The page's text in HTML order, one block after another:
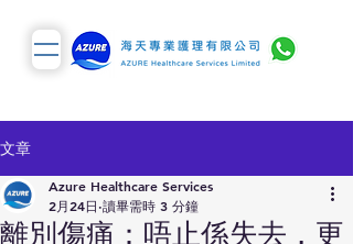
文章
離別傷痛：唔止係失去，更
Azure Healthcare Services
2月24日 讀畢需時 3 分鐘